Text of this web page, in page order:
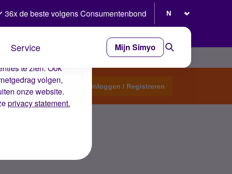
je ervaring op de
te zien. Ook
volgen,
onze website.
privacy statement.
36x de beste volgens Consumentenbond
Service Mijn Simyo
Start een topic Inloggen / Registreren